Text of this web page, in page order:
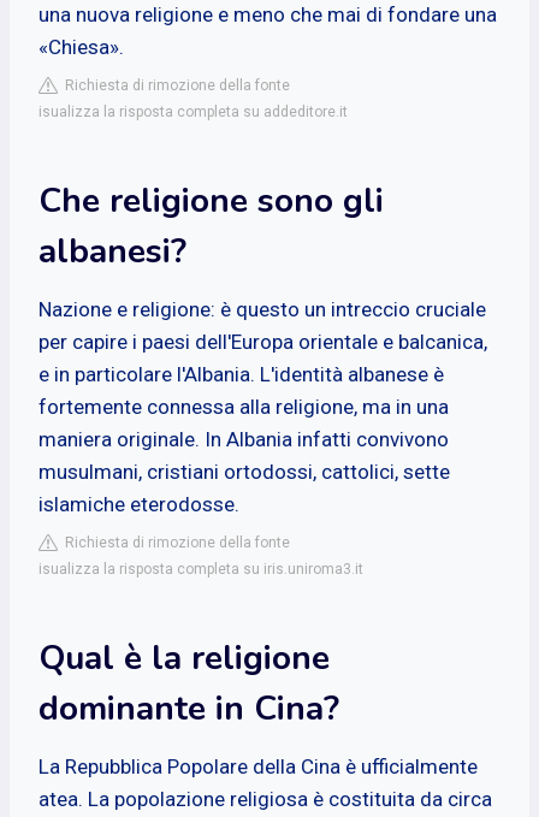
una nuova religione e meno che mai di fondare una
«Chiesa».
Richiesta di rimozione della fonte
isualizza la risposta completa su addeditore.it
Che religione sono gli
albanesi?
Nazione e religione: è questo un intreccio cruciale
per capire i paesi dell'Europa orientale e balcanica,
e in particolare l'Albania. L'identità albanese è
fortemente connessa alla religione, ma in una
maniera originale. In Albania infatti convivono
musulmani, cristiani ortodossi, cattolici, sette
islamiche eterodosse.
Richiesta di rimozione della fonte
isualizza la risposta completa su iris.uniroma3.it
Qual è la religione
dominante in Cina?
La Repubblica Popolare della Cina è ufficialmente
atea. La popolazione religiosa è costituita da circa